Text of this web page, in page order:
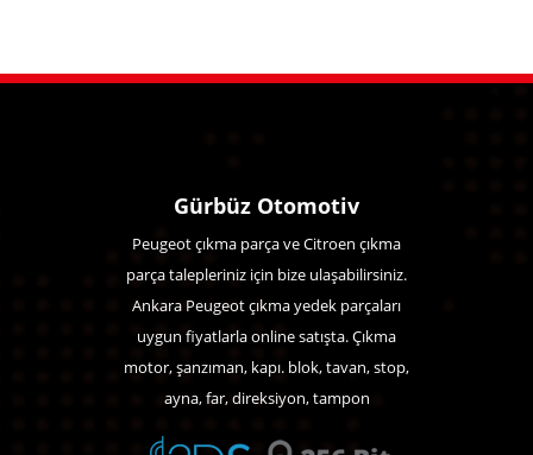
Gürbüz Otomotiv
Peugeot çıkma parça ve Citroen çıkma
parça talepleriniz için bize ulaşabilirsiniz.
Ankara Peugeot çıkma yedek parçaları
uygun fiyatlarla online satışta. Çıkma
motor, şanzıman, kapı. blok, tavan, stop,
ayna, far, direksiyon, tampon